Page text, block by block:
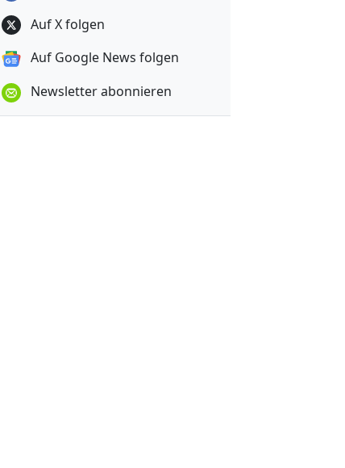
Auf X folgen
Auf Google News folgen
Newsletter abonnieren